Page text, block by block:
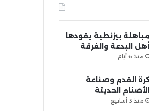
مباهلة بيزنطية يقودها
أهل البدعة والفرقة
منذ 6 أيام
كرة القدم وصناعة
الأصنام الحديثة
منذ 3 أسابيع